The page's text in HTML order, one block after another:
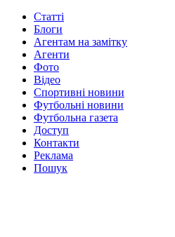
Статті
Блоги
Агентам на замітку
Агенти
Фото
Відео
Спортивні новини
Футбольні новини
Футбольна газета
Доступ
Контакти
Реклама
Пошук